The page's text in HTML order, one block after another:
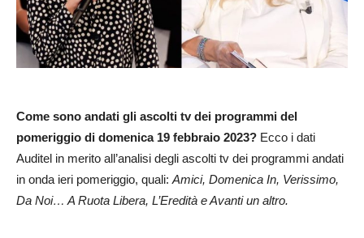
Come sono andati gli ascolti tv dei programmi del
pomeriggio di domenica 19 febbraio 2023? Ecco i dati
Auditel in merito all’analisi degli ascolti tv dei programmi andati
in onda ieri pomeriggio, quali: Amici, Domenica In, Verissimo,
Da Noi… A Ruota Libera, L’Eredità e Avanti un altro.